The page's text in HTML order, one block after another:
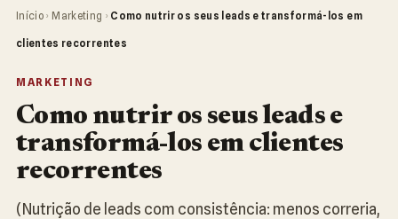
Início › Marketing › Como nutrir os seus leads e transformá-los em
clientes recorrentes
MARKETING
Como nutrir os seus leads e
transformá-los em clientes
recorrentes
(Nutrição de leads com consistência: menos correria,